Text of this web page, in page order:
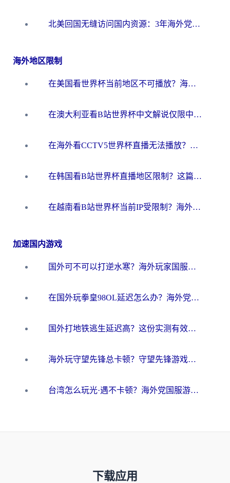
北美回国无缝访问国内资源：3年海外党亲测的加速器选择指南
海外地区限制
在美国看世界杯当前地区不可播放？海外党体育观赛终极指南来了！
在澳大利亚看B站世界杯中文解说仅限中国大陆？这篇指南帮你打破限制看遍赛事
在海外看CCTV5世界杯直播无法播放？这篇指南让你和国内球迷同步呐喊
在韩国看B站世界杯直播地区限制？这篇指南让你告别“当前地区不可播放”
在越南看B站世界杯当前IP受限制？海外党体育观赛终极指南来了
加速国内游戏
国外可不可以打逆水寒？海外玩家国服畅玩终极指南（附漫威荒野乱斗加速方案）
在国外玩拳皇98OL延迟怎么办？海外党亲测有效的低延迟指南
国外打地铁逃生延迟高？这份实测有效的低延迟指南帮你吃鸡
海外玩守望先锋总卡顿？守望先锋游戏加速器在哪里买&避坑指南（附欧洲非洲游戏实测）
台湾怎么玩光·遇不卡顿？海外党国服游戏加速终极攻略（附实测体验）
下载应用